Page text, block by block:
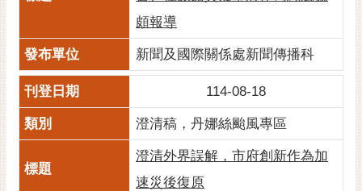
頗報導
新聞及國際關係處新聞傳播科
114-08-18
澄清稿，丹娜絲颱風專區
澄清外界誤解，市府創新作為加
速災後復原